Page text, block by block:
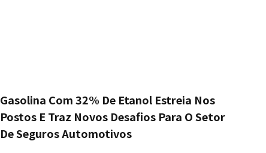
Gasolina Com 32% De Etanol Estreia Nos
Postos E Traz Novos Desafios Para O Setor
De Seguros Automotivos